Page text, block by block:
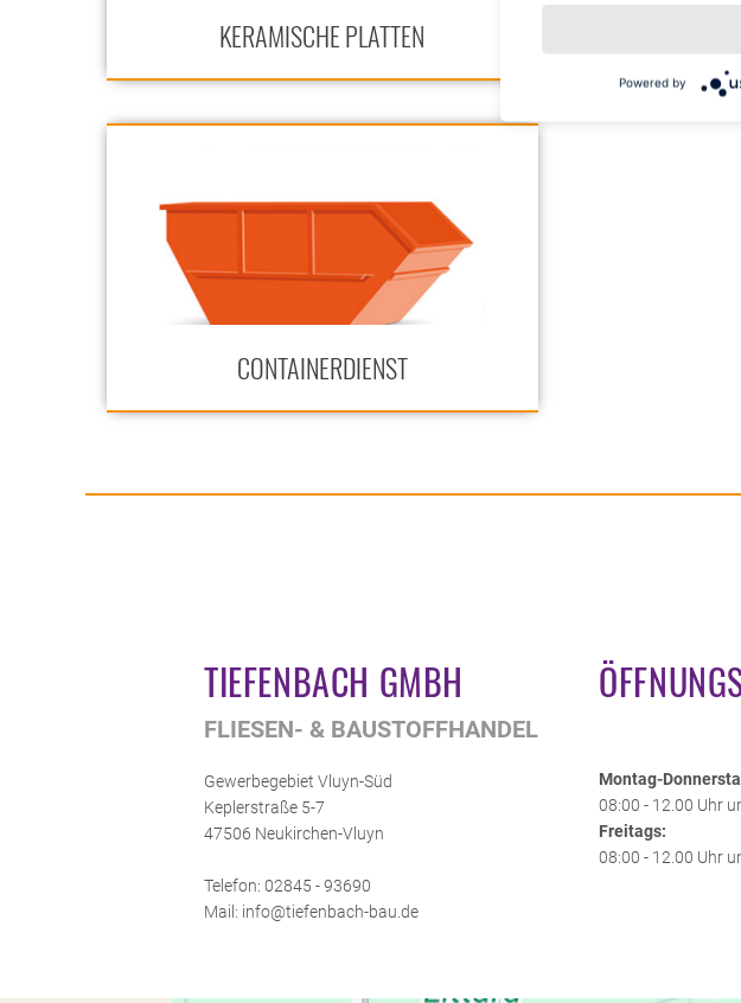
KERAMISCHE PLATTEN
CONTAINERDIENST
TIEFENBACH GMBH
FLIESEN- & BAUSTOFFHANDEL
Gewerbegebiet Vluyn-Süd
Keplerstraße 5-7
47506 Neukirchen-Vluyn
Telefon: 02845 - 93690
Mail: info@tiefenbach-bau.de
Montag-
08:00 - 12.00 Uhr
Freitags:
08:00 - 12.00 Uhr
Powered by